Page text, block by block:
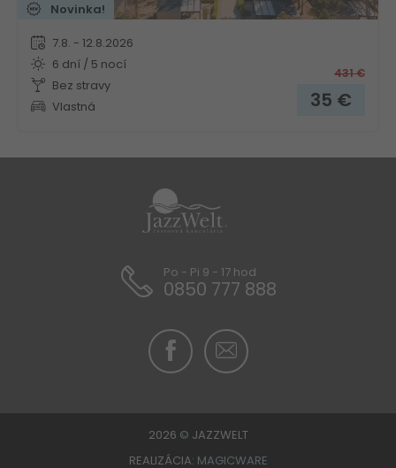
Novinka!
7.8. - 12.8.2026
6 dní / 5 nocí
Bez stravy
Vlastná
431€
35 €
Po - Pi 9 - 17 hod
0850 777 888
2026 © JAZZWELT
REALIZÁCIA: MAGICWARE